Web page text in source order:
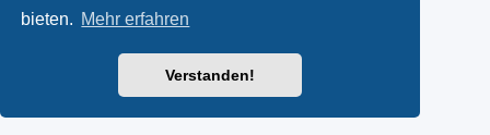
bieten. Mehr erfahren
Verstanden!